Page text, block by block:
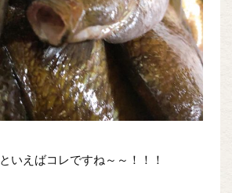
といえばコレですね～～！！！